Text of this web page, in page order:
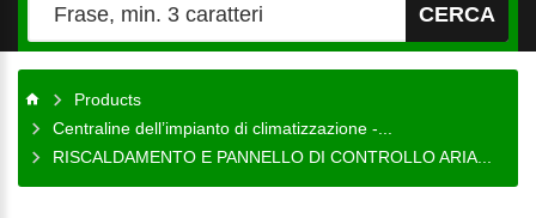
CERCA
Products
Centraline dell’impianto di climatizzazione -...
RISCALDAMENTO E PANNELLO DI CONTROLLO ARIA...